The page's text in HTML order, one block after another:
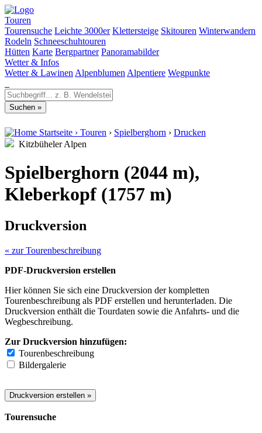
Touren
Tourensuche Leichte 3000er Klettersteige Skitouren Winterwandern
Rodeln Schneeschuhtouren
Hütten Karte Bergpartner Panoramabilder
Wetter & Infos
Wetter & Lawinen Alpenblumen Alpentiere Wegpunkte
Startseite › Touren › Spielberghorn › Drucken
Kitzbüheler Alpen
Spielberghorn (2044 m),
Kleberkopf (1757 m)
Druckversion
« zur Tourenbeschreibung
PDF-Druckversion erstellen
Hier können Sie sich eine Druckversion der kompletten
Tourenbeschreibung als PDF erstellen und herunterladen. Die
Druckversion enthält die Tourdaten sowie die Anfahrts- und die
Wegbeschreibung.
Zur Druckversion hinzufügen:
Tourenbeschreibung
Bildergalerie
Tourensuche